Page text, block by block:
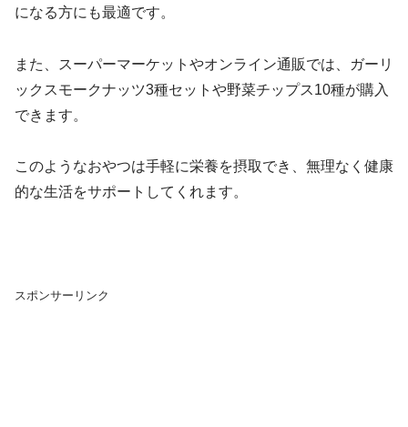
になる方にも最適です。
また、スーパーマーケットやオンライン通販では、ガーリ
ックスモークナッツ3種セットや野菜チップス10種が購入
できます。
このようなおやつは手軽に栄養を摂取でき、無理なく健康
的な生活をサポートしてくれます。
スポンサーリンク